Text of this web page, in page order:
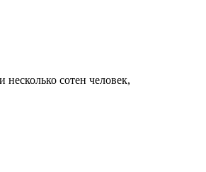
сотен человек,